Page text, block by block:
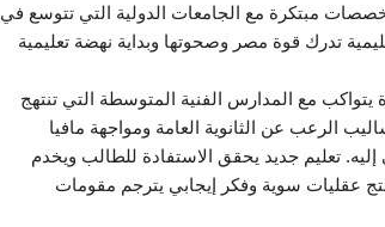
مبتكرة مع الجامعات الدولية التي تتوسع في
تدرك قوة مصر وصحوتها وبداية نهضة تعليمية
مع المدارس الفنية المتوسطة التي تنتهج
الرعب عن الثانوية العامة ومواجهة مافيا
تعليم جديد يحقق الاستفادة للطالب ويخدم
عقليات سوية وفكر إيجابي يترجم مقومات